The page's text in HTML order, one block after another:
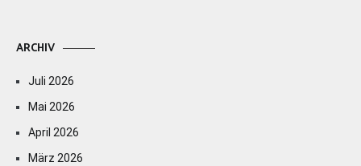
ARCHIV
Juli 2026
Mai 2026
April 2026
März 2026